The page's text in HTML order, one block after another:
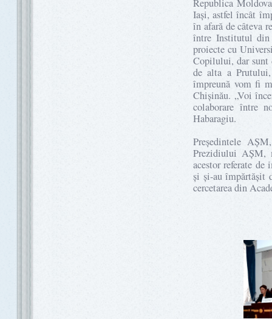
Republica
Iași, astfel încât
în afară de câteva
între Institutul
proiecte cu
Copilului, dar sunt
de alta a
împreună vom fi
Chișinău. „Voi
colaborare între
Habaragiu.
Președintele
Prezidiului AȘM,
acestor referate
și și-au împărtășit
cercetarea din